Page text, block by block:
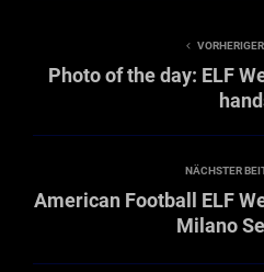
Photo of the day: ELF
NÄCHSTER
American Football ELF
Milano